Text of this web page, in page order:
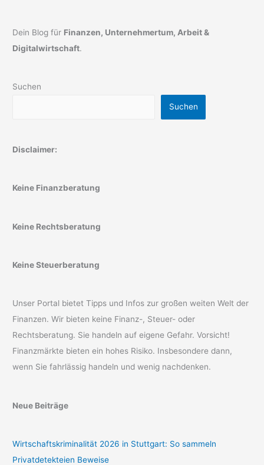
Dein Blog für Finanzen, Unternehmertum, Arbeit &
Digitalwirtschaft.
Suchen
Suchen
Disclaimer:
Keine Finanzberatung
Keine Rechtsberatung
Keine Steuerberatung
Unser Portal bietet Tipps und Infos zur großen weiten Welt der
Finanzen. Wir bieten keine Finanz-, Steuer- oder
Rechtsberatung. Sie handeln auf eigene Gefahr. Vorsicht!
Finanzmärkte bieten ein hohes Risiko. Insbesondere dann,
wenn Sie fahrlässig handeln und wenig nachdenken.
Neue Beiträge
Wirtschaftskriminalität 2026 in Stuttgart: So sammeln
Privatdetekteien Beweise